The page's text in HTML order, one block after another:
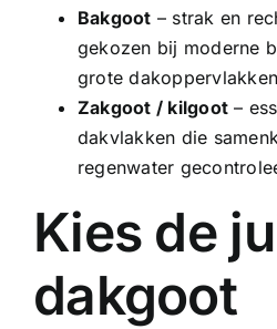
Bakgoot – strak en
gekozen bij moderne
grote
Zakgoot / kilgoot –
dakvlakken die
regenwater
Kies de
dakgoot